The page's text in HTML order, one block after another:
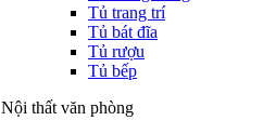
Tủ trang trí
Tủ bát đĩa
Tủ rượu
Tủ bếp
Nội thất văn phòng